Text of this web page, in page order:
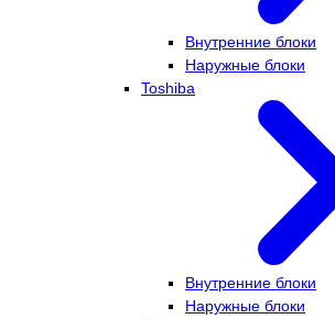
Внутренние блоки
Наружные блоки
Toshiba
Внутренние блоки
Наружные блоки